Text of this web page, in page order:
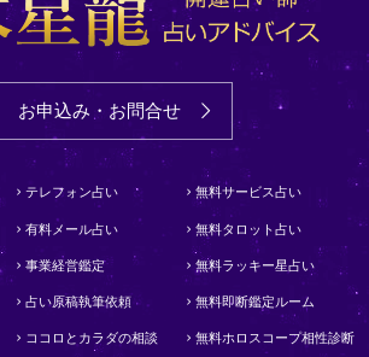
お申込み・お問合せ
テレフォン占い
有料メール占い
事業経営鑑定
占い原稿執筆依頼
ココロとカラダの相談
無料サービス占い
無料タロット占い
無料ラッキー星占い
無料即断鑑定ルーム
無料ホロスコープ相性診断